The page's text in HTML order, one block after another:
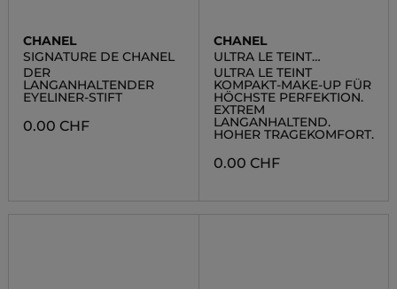
CHANEL
SIGNATURE DE CHANEL
DER
LANGANHALTENDER
EYELINER-STIFT
0.00 CHF
CHANEL
ULTRA LE TEINT
COMPACT RECHARGE
ULTRA LE TEINT
KOMPAKT-MAKE-UP FÜR
HÖCHSTE PERFEKTION.
EXTREM
LANGANHALTEND.
HOHER TRAGEKOMFORT.
0.00 CHF